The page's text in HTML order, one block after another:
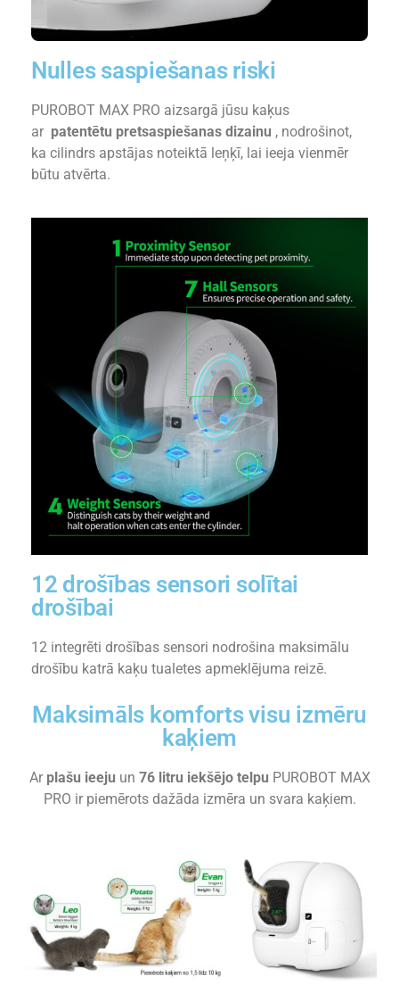
Nulles saspiešanas riski
PUROBOT MAX PRO aizsargā jūsu kaķus
ar patentētu pretsaspiešanas dizainu , nodrošinot,
ka cilindrs apstājas noteiktā leņķī, lai ieeja vienmēr
būtu atvērta.
12 drošības sensori solītai
drošībai
12 integrēti drošības sensori nodrošina maksimālu
drošību katrā kaķu tualetes apmeklējuma reizē.
Maksimāls komforts visu izmēru
kaķiem
Ar plašu ieeju un 76 litru iekšējo telpu PUROBOT MAX
PRO ir piemērots dažāda izmēra un svara kaķiem.